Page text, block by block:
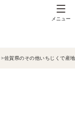
メニュー
佐賀県のその他いちじくで産